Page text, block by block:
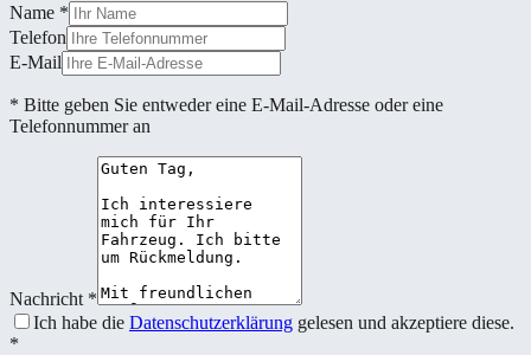
Name *
Telefon
E-Mail
* Bitte geben Sie entweder eine E-Mail-Adresse oder eine
Telefonnummer an
Nachricht *
Ich habe die Datenschutzerklärung gelesen und akzeptiere diese.
*